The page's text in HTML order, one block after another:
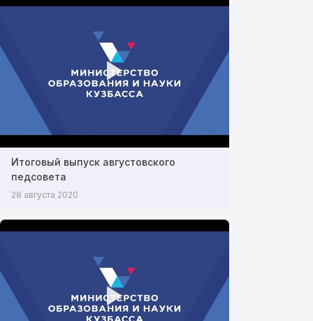
Итоговый выпуск августовского
педсовета
28 августа 2020